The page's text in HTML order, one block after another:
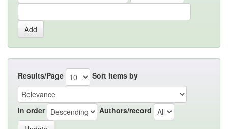
Results/Page Sort items by
In order Authors/record